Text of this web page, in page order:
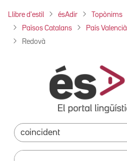
Llibre d'estil ésAdir Topònims
Països Catalans País Valencià
Redovà